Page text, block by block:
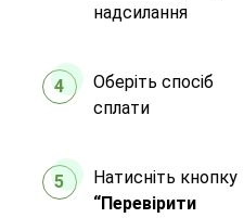
надсилання
4
Оберіть спосіб
сплати
5
Натисніть кнопку
“Перевірити